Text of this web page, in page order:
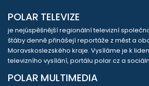
POLAR TELEVIZE
je nejúspěšnější regionální televizní
štáby denně přinášejí reportáže z měst a
Moravskoslezského kraje. Vysíláme je k
televizního vysílání, portálu polar.cz a
POLAR MULTIMEDIA